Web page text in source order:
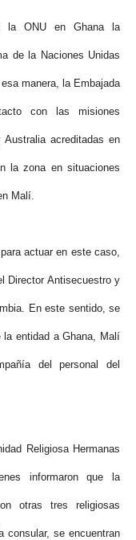
la ONU en Ghana la
de la Naciones Unidas
manera, la Embajada
con las misiones
acreditadas en
la zona en situaciones
Malí.
actuar en este caso,
Director Antisecuestro y
En este sentido, se
la entidad a Ghana, Malí
del personal del
Religiosa Hermanas
informaron que la
otras tres religiosas
consular, se encuentran